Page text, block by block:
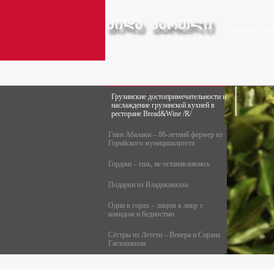
Грузинские достопримечательности и
наслаждение грузинской кухней в
ресторане Bread&Wine /R/
Гиви Абалаки – 86-летний фермер из
Горийского муниципалитета
Горджи – ешь, не останавливаясь
Подарки из Владикавказа
Одни в горах – лицом к лицу с
ковидом и бедностью
Сёстры из Летети – Венера и Сирана
Гаглошвили